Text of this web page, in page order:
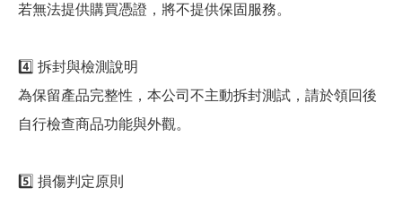
若無法提供購買憑證，將不提供保固服務。
4️⃣ 拆封與檢測說明
為保留產品完整性，本公司不主動拆封測試，請於領回後
自行檢查商品功能與外觀。
5️⃣ 損傷判定原則